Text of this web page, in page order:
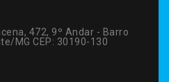
472, 9º Andar - Barro
MG CEP: 30190-130